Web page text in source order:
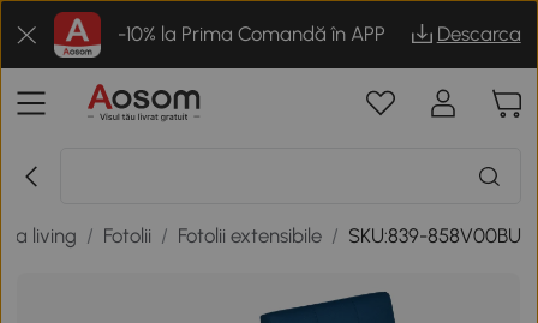
-10% la Prima Comandă în APP Descarca
living / Fotolii / Fotolii extensibile / SKU:839-858V00BU